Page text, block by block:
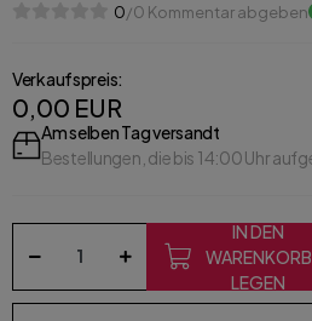
0/0 Kommentar abgeben
Verkaufspreis:
0,00 EUR
Am selben Tag versandt
Bestellungen, die bis 14:00 Uhr
IN DEN
WARENKORB
LEGEN